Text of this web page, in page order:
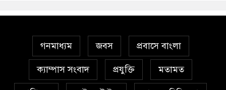
গনমাধ্যম জবস প্রবাসে বাংলা
ক্যাম্পাস সংবাদ প্রযুক্তি মতামত